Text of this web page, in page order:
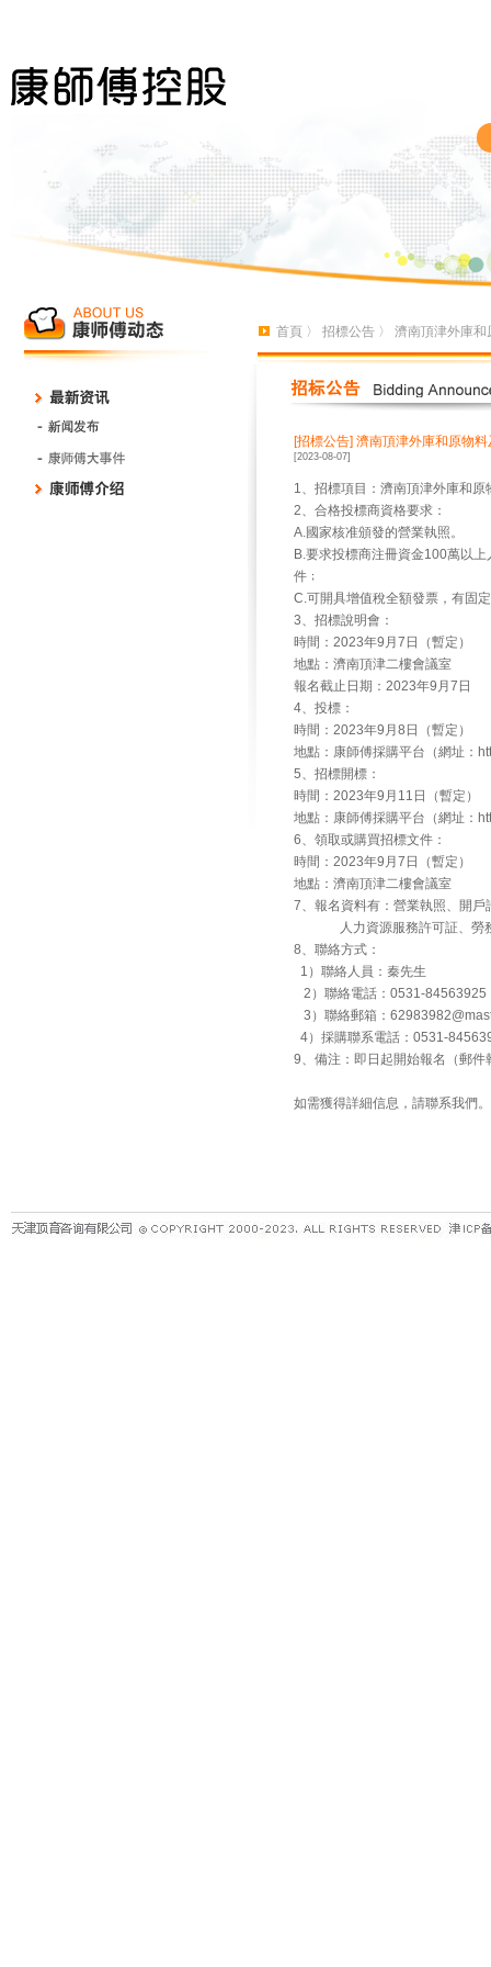
首頁 〉 招標公告 〉 濟南頂津外庫
[招標公告] 濟南頂津外庫和原物
[2023-08-07]
1、招標項目：濟南頂津外庫和
2、合格投標商資格要求：
A.國家核准頒發的營業執照。
B.要求投標商注冊資金100萬以
件﹔
C.可開具增值稅全額發票，有固
3、招標說明會：
時間：2023年9月7日（暫定）
地點：濟南頂津二樓會議室
報名截止日期：2023年9月7日
4、投標：
時間：2023年9月8日（暫定）
地點：康師傅採購平台（網址：
5、招標開標：
時間：2023年9月11日（暫定）
地點：康師傅採購平台（網址：
6、領取或購買招標文件：
時間：2023年9月7日（暫定）
地點：濟南頂津二樓會議室
7、報名資料有：營業執照、開
人力資源服務許可証、勞務
8、聯絡方式：
1）聯絡人員：秦先生
2）聯絡電話：0531-84563925
3）聯絡郵箱：
4）採購聯系電話：0531-
9、備注：即日起開始報名（郵件
如需獲得詳細信息，請聯系我們。